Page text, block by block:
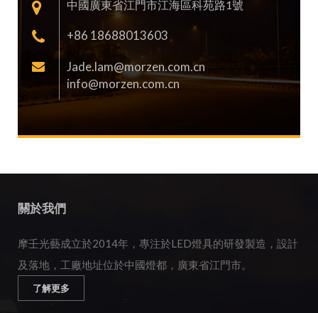
中國廣東省江門市江海區科苑路1號
+86 18688013603
Jade.lam@morzen.com.cn
info@morzen.com.cn
關於我們
摩壬光藝成立於2014年，專注於LED燈具的研發製造，設計
及落地，工廠地址位於中國燈都，廣東省江門市。
了解更多